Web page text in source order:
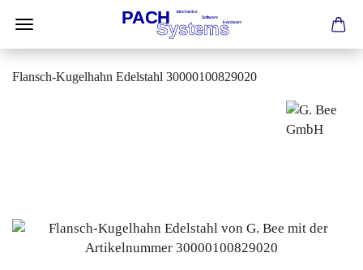
Flansch-Kugelhahn Edelstahl 30000100829020